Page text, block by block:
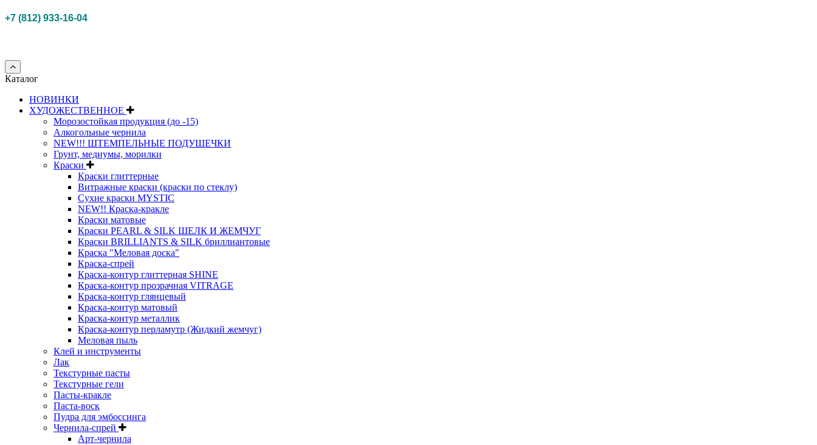
+7 (812) 933-16-04
Каталог
НОВИНКИ
ХУДОЖЕСТВЕННОЕ
Морозостойкая продукция (до -15)
Алкогольные чернила
NEW!!! ШТЕМПЕЛЬНЫЕ ПОДУШЕЧКИ
Грунт, медиумы, морилки
Краски
Краски глиттерные
Витражные краски (краски по стеклу)
Сухие краски MYSTIC
NEW!! Краска-кракле
Краски матовые
Краски PEARL & SILK ШЕЛК И ЖЕМЧУГ
Краски BRILLIANTS & SILK бриллиантовые
Краска "Меловая доска"
Краска-спрей
Краска-контур глиттерная SHINE
Краска-контур прозрачная VITRAGE
Краска-контур глянцевый
Краска-контур матовый
Краска-контур металлик
Краска-контур перламутр (Жидкий жемчуг)
Меловая пыль
Клей и инструменты
Лак
Текстурные пасты
Текстурные гели
Пасты-кракле
Паста-воск
Пудра для эмбоссинга
Чернила-спрей
Арт-чернила